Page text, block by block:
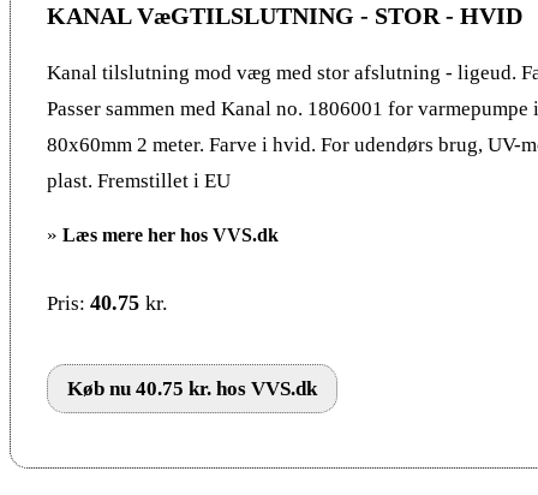
KANAL VæGTILSLUTNING - STOR - HVID
Kanal tilslutning mod væg med stor afslutning - ligeud.
Passer sammen med Kanal no. 1806001 for
80x60mm 2 meter. Farve i hvid. For udendørs brug, UV-
plast. Fremstillet i EU
» Læs mere her hos VVS.dk
Pris: 40.75 kr.
Køb nu 40.75 kr. hos VVS.dk